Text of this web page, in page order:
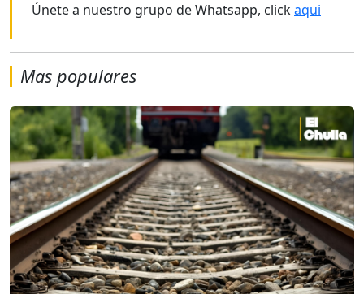
Únete a nuestro grupo de Whatsapp, clickaqui
Mas populares